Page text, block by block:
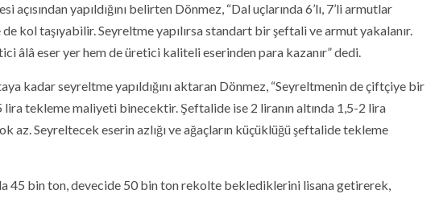
açısından yapıldığını belirten Dönmez, “Dal uçlarında 6’lı, 7’li armutlar
kol taşıyabilir. Seyreltme yapılırsa standart bir şeftali ve armut yakalanır.
âlâ eser yer hem de üretici kaliteli eserinden para kazanır” dedi.
kadar seyreltme yapıldığını aktaran Dönmez, “Seyreltmenin de çiftçiye bir
tekleme maliyeti binecektir. Şeftalide ise 2 liranın altında 1,5-2 lira
az. Seyreltecek eserin azlığı ve ağaçların küçüklüğü şeftalide tekleme
45 bin ton, devecide 50 bin ton rekolte beklediklerini lisana getirerek,